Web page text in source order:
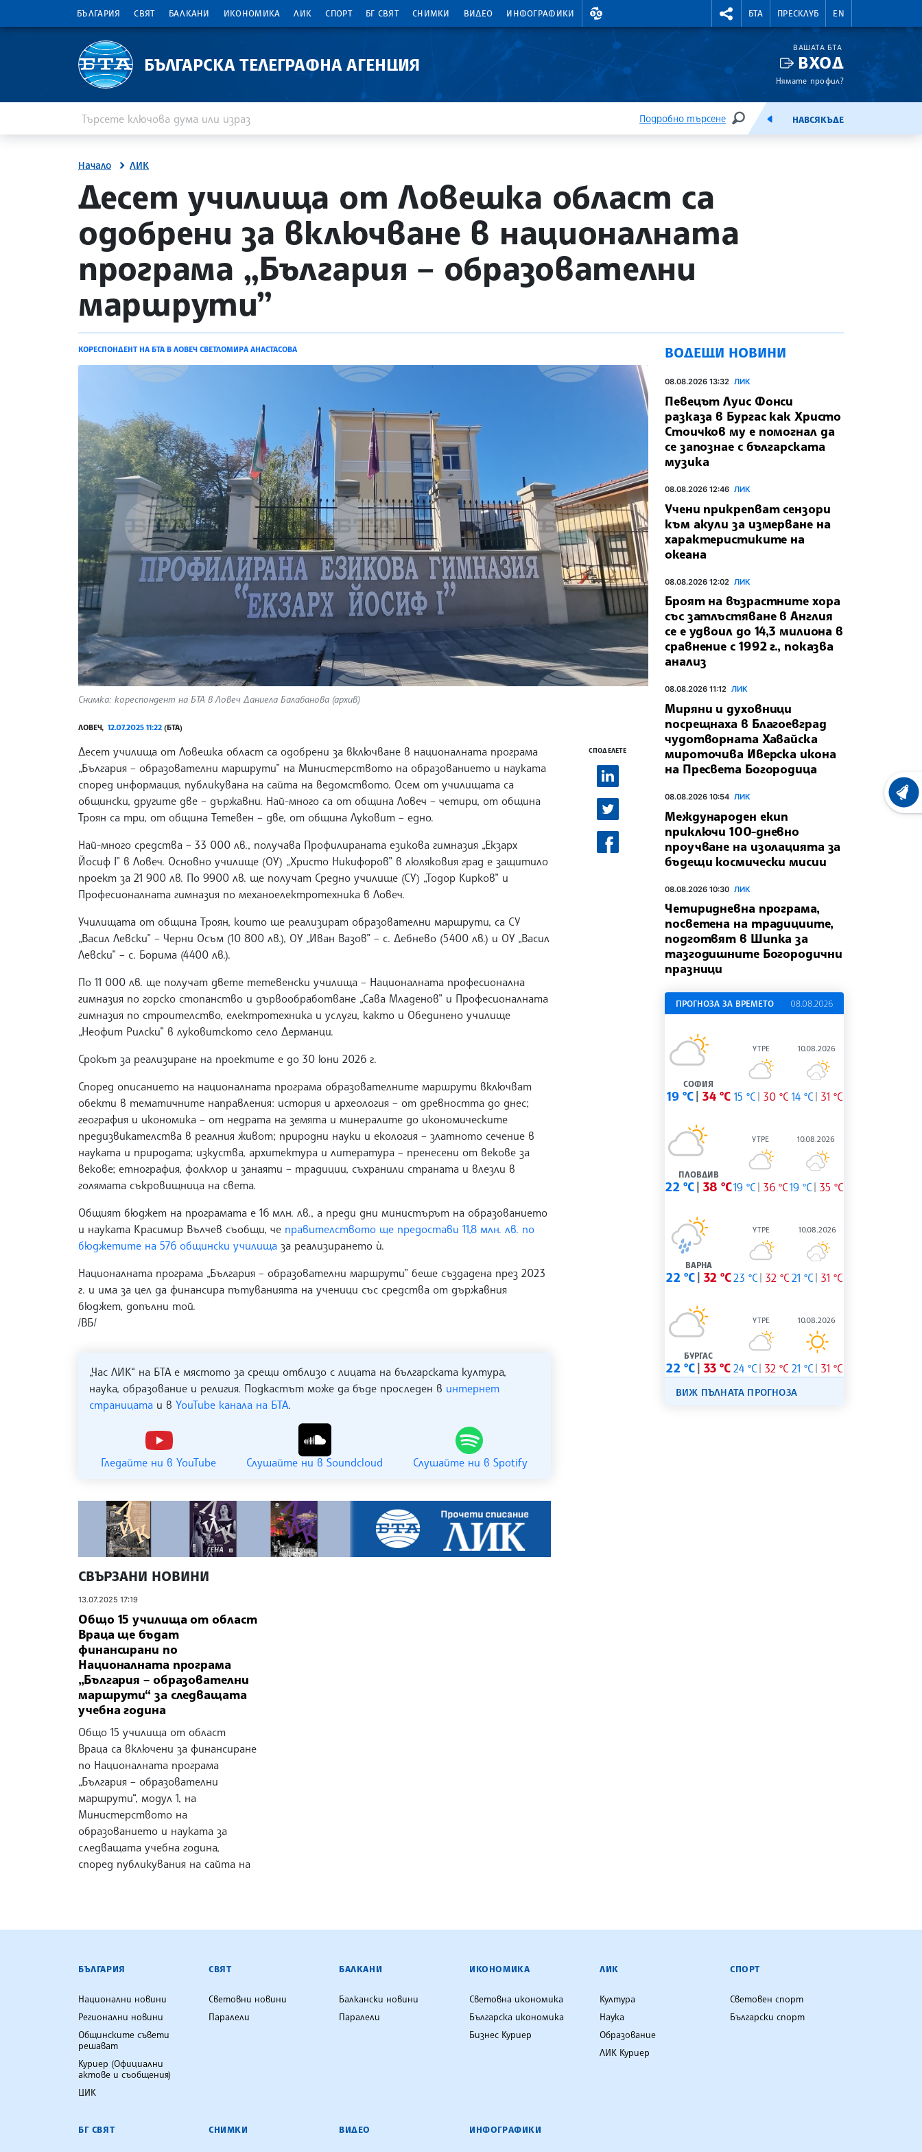
БЪЛГАРИЯ СВЯТ БАЛКАНИ ИКОНОМИКА ЛИК СПОРТ БГ СВЯТ СНИМКИ ВИДЕО ИНФОГРАФИКИ
ВАЛУТНИ КУРСОВЕ RIGHTMENU.SOCIAL
БТА ПРЕСКЛУБ EN
БЪЛГАРСКА ТЕЛЕГРАФНА АГЕНЦИЯ
ВАШАТА БТА
ВХОД
Нямате профил?
Подробно търсене
ТЪРСЕНЕЕМИСИЯНАВСЯКЪДЕ
Начало ЛИК
site.bta
Десет училища от Ловешка област са
одобрени за включване в националната
програма „България – образователни
маршрути”
КОРЕСПОНДЕНТ НА БТА В ЛОВЕЧ СВЕТЛОМИРА АНАСТАСОВА
Снимка: кореспондент на БТА в Ловеч Даниела Балабанова (архив)
ЛОВЕЧ, 12.07.2025 11:22 (БТА)
Десет училища от Ловешка област са одобрени за включване в националната програма
„България – образователни маршрути” на Министерството на образованието и науката
според информация, публикувана на сайта на ведомството. Осем от училищата са
общински, другите две – държавни. Най-много са от община Ловеч – четири, от община
Троян са три, от община Тетевен – две, от община Луковит – едно.
Най-много средства – 33 000 лв., получава Профилираната езикова гимназия „Екзарх
Йосиф I” в Ловеч. Основно училище (ОУ) „Христо Никифоров” в люляковия град е защитило
проект за 21 900 лв. По 9900 лв. ще получат Средно училище (СУ) „Тодор Кирков” и
Професионалната гимназия по механоелектротехника в Ловеч.
Училищата от община Троян, които ще реализират образователни маршрути, са СУ
„Васил Левски” – Черни Осъм (10 800 лв.), ОУ „Иван Вазов” – с. Дебнево (5400 лв.) и ОУ „Васил
Левски” – с. Борима (4400 лв.).
По 11 000 лв. ще получат двете тетевенски училища – Националната професионална
гимназия по горско стопанство и дървообработване „Сава Младенов” и Професионалната
гимназия по строителство, електротехника и услуги, както и Обединено училище
„Неофит Рилски” в луковитското село Дерманци.
Срокът за реализиране на проектите е до 30 юни 2026 г.
Според описанието на националната програма образователните маршрути включват
обекти в тематичните направления: история и археология – от древността до днес;
география и икономика – от недрата на земята и минералите до икономическите
предизвикателства в реалния живот; природни науки и екология – златното сечение в
науката и природата; изкуства, архитектура и литература – пренесени от векове за
векове; етнография, фолклор и занаяти – традиции, съхранили страната и влезли в
голямата съкровищница на света.
Общият бюджет на програмата е 16 млн. лв., а преди дни министърът на образованието
и науката Красимир Вълчев съобщи, че правителството ще предостави 11,8 млн. лв. по
бюджетите на 576 общински училища за реализирането ѝ.
Националната програма „България – образователни маршрути” беше създадена през 2023
г. и има за цел да финансира пътуванията на ученици със средства от държавния
бюджет, допълни той.
/ВБ/
„Час ЛИК“ на БТА е мястото за срещи отблизо с лицата на българската култура,
наука, образование и религия. Подкастът може да бъде проследен в интернет
страницата и в YouTube канала на БТА.
Гледайте ни в YouTube Слушайте ни в Soundcloud Слушайте ни в Spotify
СПОДЕЛЕТЕ
СВЪРЗАНИ НОВИНИ
13.07.2025 17:19
Общо 15 училища от област
Враца ще бъдат
финансирани по
Националната програма
„България – образователни
маршрути“ за следващата
учебна година
Общо 15 училища от област
Враца са включени за финансиране
по Националната програма
„България – образователни
маршрути“, модул 1, на
Министерството на
образованието и науката за
следващата учебна година,
според публикувания на сайта на
ВОДЕЩИ НОВИНИ
08.08.2026 13:32 ЛИК
Певецът Луис Фонси
разказа в Бургас как Христо
Стоичков му е помогнал да
се запознае с българската
музика
08.08.2026 12:46 ЛИК
Учени прикрепват сензори
към акули за измерване на
характеристиките на
океана
08.08.2026 12:02 ЛИК
Броят на възрастните хора
със затлъстяване в Англия
се е удвоил до 14,3 милиона в
сравнение с 1992 г., показва
анализ
08.08.2026 11:12 ЛИК
Миряни и духовници
посрещнаха в Благоевград
чудотворната Хавайска
мироточива Иверска икона
на Пресвета Богородица
08.08.2026 10:54 ЛИК
Международен екип
приключи 100-дневно
проучване на изолацията за
бъдещи космически мисии
08.08.2026 10:30 ЛИК
Четиридневна програма,
посветена на традициите,
подготвят в Шипка за
тазгодишните Богородични
празници
ПРОГНОЗА ЗА ВРЕМЕТО 08.08.2026
СОФИЯ
19 °C 34 °C
УТРЕ
15 °C 30 °C
10.08.2026
14 °C 31 °C
ПЛОВДИВ
22 °C 38 °C
УТРЕ
19 °C 36 °C
10.08.2026
19 °C 35 °C
ВАРНА
22 °C 32 °C
УТРЕ
23 °C 32 °C
10.08.2026
21 °C 31 °C
БУРГАС
22 °C 33 °C
УТРЕ
24 °C 32 °C
10.08.2026
21 °C 31 °C
ВИЖ ПЪЛНАТА ПРОГНОЗА
БЪЛГАРСКА ТЕЛЕГРАФНА АГЕНЦИЯ
БЪЛГАРИЯ
Национални новини
Регионални новини
Общинските съвети
решават
Куриер (Официални
актове и съобщения)
ЦИК
СВЯТ
Световни новини
Паралели
БАЛКАНИ
Балкански новини
Паралели
ИКОНОМИКА
Световна икономика
Българска икономика
Бизнес Куриер
ЛИК
Култура
Наука
Образование
ЛИК Куриер
СПОРТ
Световен спорт
Български спорт
БГ СВЯТ СНИМКИ ВИДЕО ИНФОГРАФИКИ